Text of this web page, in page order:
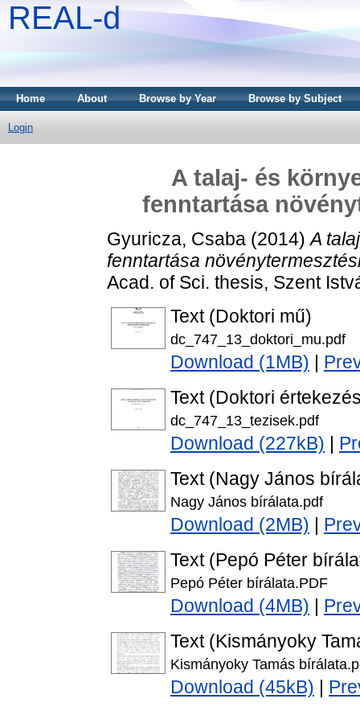
REAL-d
Home About Browse by Year Browse by Subject
Login
A talaj- és
fenntartása
Gyuricza, Csaba (2014)A
fenntartása
Acad. of Sci. thesis, Szent
Text (Doktori mű)
dc_747_13_doktori_mu.pdf
Download (1MB)
Text (Doktori
dc_747_13_tezisek.pdf
Download (227kB)
Text (Nagy János
Nagy János bírálata.pdf
Download (2MB)
Text (Pepó Péter
Pepó Péter bírálata.PDF
Download (4MB)
Text (Kismányoky
Kismányoky Tamás
Download (45kB)